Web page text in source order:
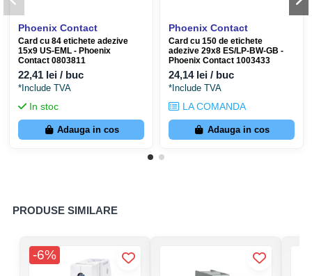
Phoenix Contact
Card cu 84 etichete adezive
15x9 US-EML - Phoenix
Contact 0803811
22,41 lei / buc
*Include TVA
In stoc
Adauga in cos
Phoenix Contact
Card cu 150 de etichete
adezive 29x8 ES/LP-BW-GB -
Phoenix Contact 1003433
24,14 lei / buc
*Include TVA
LA COMANDA
Adauga in cos
PRODUSE SIMILARE
-6%